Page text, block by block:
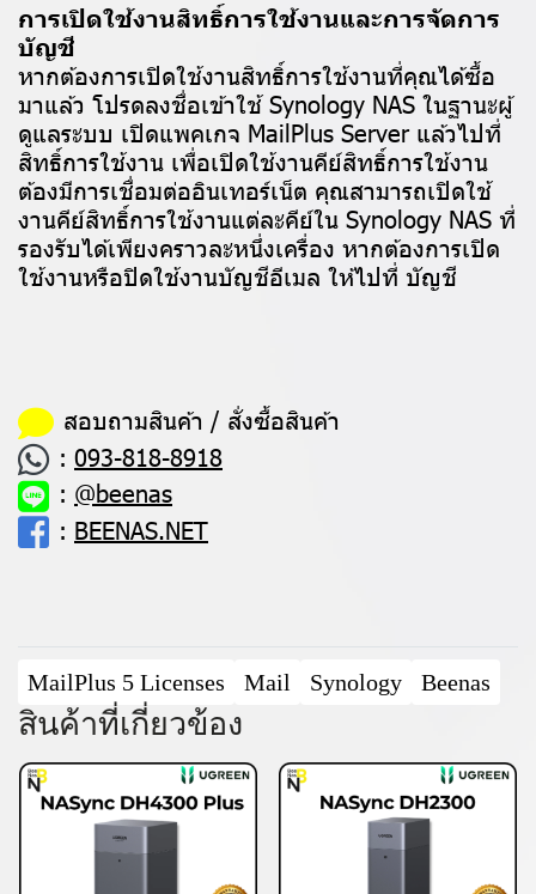
การเปิดใช้งานสิทธิ์การใช้งานและการจัดการ
บัญชี
หากต้องการเปิดใช้งานสิทธิ์การใช้งานที่คุณได้ซื้อ
มาแล้ว โปรดลงชื่อเข้าใช้ Synology NAS ในฐานะผู้
ดูแลระบบ เปิดแพคเกจ MailPlus Server แล้วไปที่
สิทธิ์การใช้งาน เพื่อเปิดใช้งานคีย์สิทธิ์การใช้งาน
ต้องมีการเชื่อมต่ออินเทอร์เน็ต คุณสามารถเปิดใช้
งานคีย์สิทธิ์การใช้งานแต่ละคีย์ใน Synology NAS ที่
รองรับได้เพียงคราวละหนึ่งเครื่อง หากต้องการเปิด
ใช้งานหรือปิดใช้งานบัญชีอีเมล ให้ไปที่ บัญชี
สอบถามสินค้า / สั่งซื้อสินค้า
: 093-818-8918
: @beenas
: BEENAS.NET
MailPlus 5 Licenses Mail Synology Beenas
สินค้าที่เกี่ยวข้อง